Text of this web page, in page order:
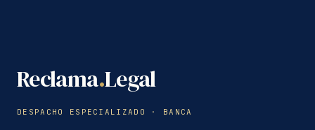
Reclama.Legal
DESPACHO ESPECIALIZADO · BANCA